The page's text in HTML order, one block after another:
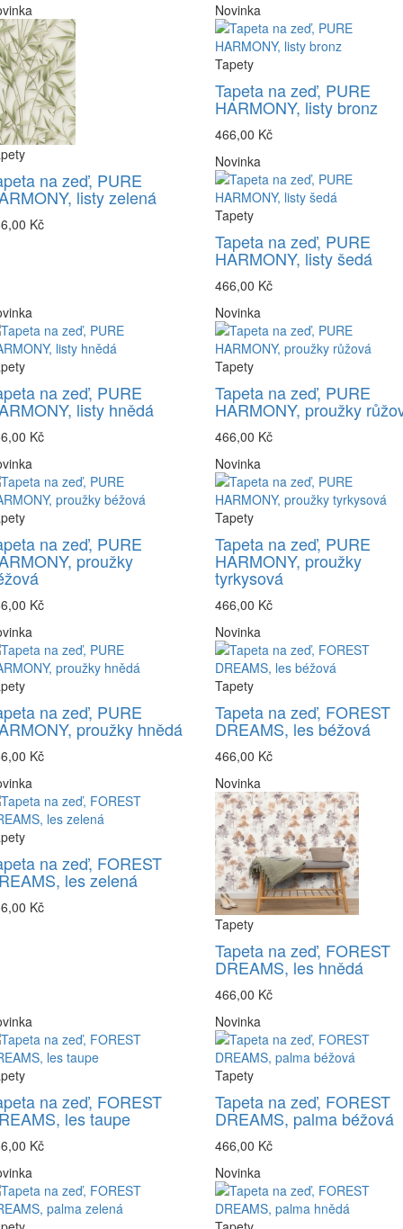
na zeď, PURE
listy zelená
Kč
Novinka
Tapety
Tapeta na zeď, PURE
HARMONY, listy bronz
466,00 Kč
Novinka
Tapety
Tapeta na zeď, PURE
HARMONY, listy šedá
466,00 Kč
na zeď, PURE
listy hnědá
Kč
Novinka
Tapety
Tapeta na zeď, PURE
HARMONY, proužky
466,00 Kč
na zeď, PURE
proužky
Kč
Novinka
Tapety
Tapeta na zeď, PURE
HARMONY, proužky
tyrkysová
466,00 Kč
na zeď, PURE
proužky hnědá
Kč
Novinka
Tapety
Tapeta na zeď, FOREST
DREAMS, les béžová
466,00 Kč
na zeď, FOREST
les zelená
Kč
Novinka
Tapety
Tapeta na zeď, FOREST
DREAMS, les hnědá
466,00 Kč
na zeď, FOREST
les taupe
Kč
Novinka
Tapety
Tapeta na zeď, FOREST
DREAMS, palma béžová
466,00 Kč
Novinka